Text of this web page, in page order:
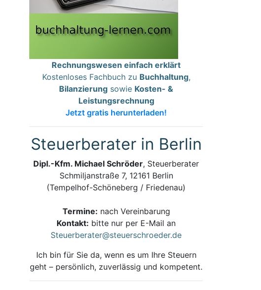
Rechnungswesen einfach erklärt
Kostenloses Fachbuch zu Buchhaltung,
Bilanzierung sowie Kosten- &
Leistungsrechnung
Jetzt gratis herunterladen!
Steuerberater in Berlin
Dipl.-Kfm. Michael Schröder, Steuerberater
Schmiljanstraße 7, 12161 Berlin
(Tempelhof-Schöneberg / Friedenau)
Termine: nach Vereinbarung
Kontakt: bitte nur per E-Mail an
Steuerberater@steuerschroeder.de
Ich bin für Sie da, wenn es um Ihre Steuern
geht – persönlich, zuverlässig und kompetent.